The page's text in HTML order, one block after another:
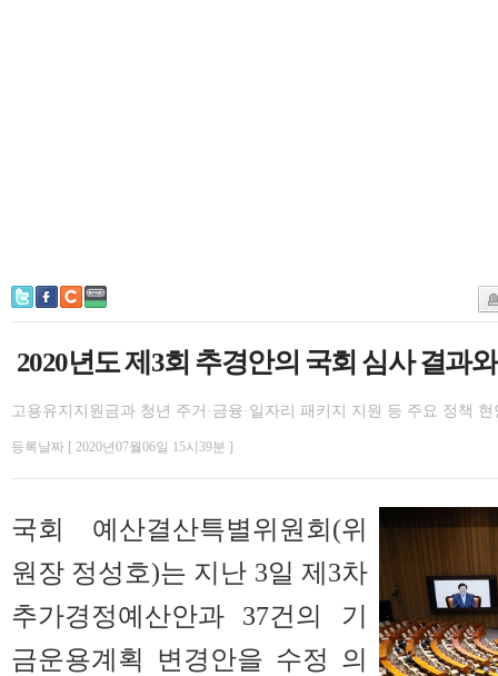
2020년도 제3회 추경안의 국회 심사 결과
고용유지지원금과 청년 주거·금융·일자리 패키지 지원 등 주요 정책
등록날짜 [ 2020년07월06일 15시39분 ]
국회 예산결산특별위원회(위
원장 정성호)는 지난 3일 제3차
추가경정예산안과 37건의 기
금운용계획 변경안을 수정 의